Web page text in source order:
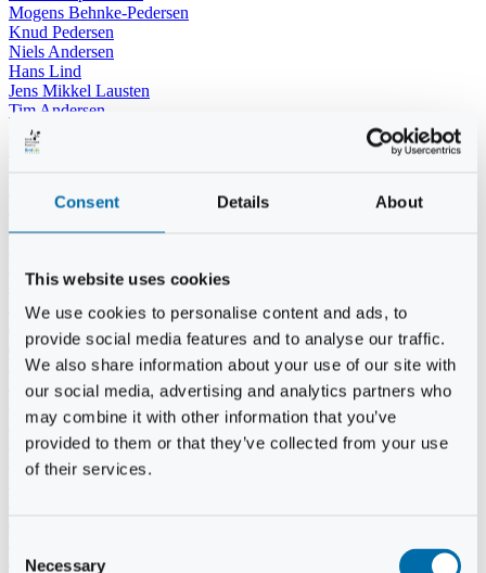
Consent Details About
This website uses cookies
We use cookies to personalise content and ads, to
provide social media features and to analyse our traffic.
We also share information about your use of our site with
our social media, advertising and analytics partners who
may combine it with other information that you’ve
provided to them or that they’ve collected from your use
of their services.
Necessary
Mogens Behnke-Pedersen
Knud Pedersen
Niels Andersen
Hans Lind
Jens Mikkel Lausten
Tim Andersen
Per Janfelt
Christian Hjorth
Kjeld Hansen
Niels Thomas Rosenberg
Svend Andersen
Bent Wigh
Jens-Kjeld Jensen
Jon Fjeldså
William Carøe Aarestrup
Erik Mølgaard
Klaus Malling Olsen
Brian Zobbe
Peter Lange
Kurt Due Johansen
Niels Peter Andreasen
Jesper Tofft